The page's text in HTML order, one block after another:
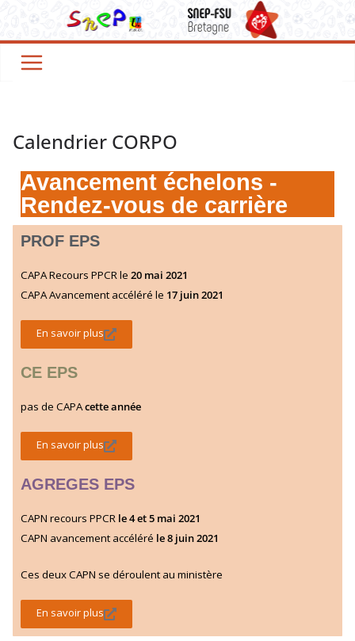
Calendrier CORPO
Avancement échelons -
Rendez-vous de carrière
PROF EPS
CAPA Recours PPCR le 20 mai 2021
CAPA Avancement accéléré le 17 juin 2021
En savoir plus
CE EPS
pas de CAPAcette année
En savoir plus
AGREGES EPS
CAPN recours PPCR le 4 et 5 mai 2021
CAPN avancement accéléré le 8 juin 2021
Ces deux CAPN se déroulent au ministère
En savoir plus